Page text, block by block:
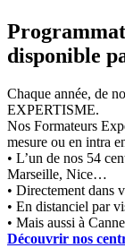
disponible
Chaque année, de
EXPERTISME.
Nos Formateurs
mesure ou en intra
• L’un de nos 54
Marseille, Nice…
• Directement dans
• En distanciel par
• Mais aussi à
Découvrir nos